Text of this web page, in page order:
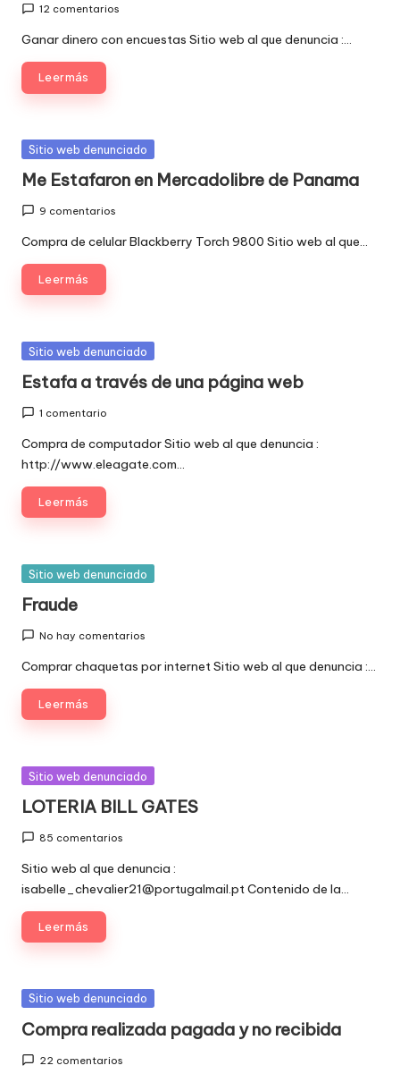
12 comentarios
Ganar dinero con encuestas Sitio web al que denuncia :…
Leer más
Publicada
Sitio web denunciado
Me Estafaron en Mercadolibre de Panama
9 comentarios
Compra de celular Blackberry Torch 9800 Sitio web al que…
Leer más
Publicada
Sitio web denunciado
Estafa a través de una página web
1 comentario
Compra de computador Sitio web al que denuncia :
http://www.eleagate.com…
Leer más
Publicada
Sitio web denunciado
Fraude
No hay comentarios
Comprar chaquetas por internet Sitio web al que denuncia :…
Leer más
Publicada
Sitio web denunciado
LOTERIA BILL GATES
85 comentarios
Sitio web al que denuncia :
isabelle_chevalier21@portugalmail.pt Contenido de la…
Leer más
Publicada
Sitio web denunciado
Compra realizada pagada y no recibida
22 comentarios